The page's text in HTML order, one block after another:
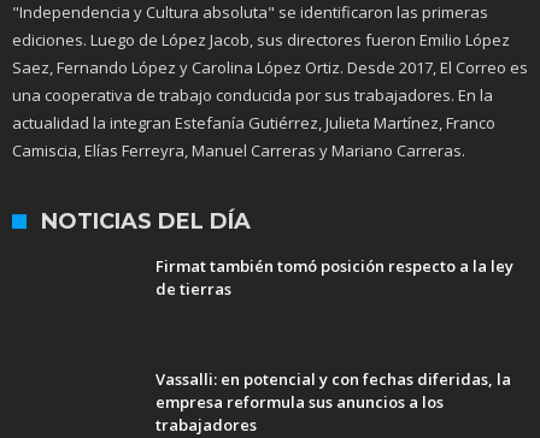
"Independencia y Cultura absoluta" se identificaron las primeras
ediciones. Luego de López Jacob, sus directores fueron Emilio López
Saez, Fernando López y Carolina López Ortiz. Desde 2017, El Correo es
una cooperativa de trabajo conducida por sus trabajadores. En la
actualidad la integran Estefanía Gutiérrez, Julieta Martínez, Franco
Camiscia, Elías Ferreyra, Manuel Carreras y Mariano Carreras.
NOTICIAS DEL DÍA
Firmat también tomó posición respecto a la ley
de tierras
Vassalli: en potencial y con fechas diferidas, la
empresa reformula sus anuncios a los
trabajadores